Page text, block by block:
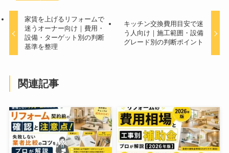
家賃を上げるリフォームで
迷うオーナー向け｜費用・
設備・ターゲット別の判断
基準を整理
キッチン交換費用目安で迷
う人向け｜施工範囲・設備
グレード別の判断ポイント
関連記事